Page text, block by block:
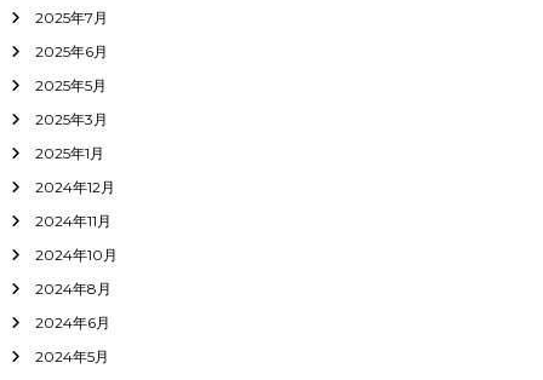
2025年7月
2025年6月
2025年5月
2025年3月
2025年1月
2024年12月
2024年11月
2024年10月
2024年8月
2024年6月
2024年5月